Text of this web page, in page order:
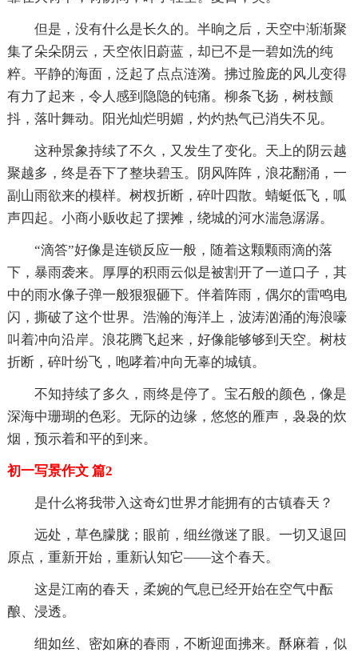
但是，没有什么是长久的。半晌之后，天空中渐渐聚
集了朵朵阴云，天空依旧蔚蓝，却已不是一碧如洗的纯
粹。平静的海面，泛起了点点涟漪。拂过脸庞的风儿变得
有力了起来，令人感到隐隐的钝痛。柳条飞扬，树枝颤
抖，落叶舞动。阳光灿烂明媚，灼灼热气已消失不见。
这种景象持续了不久，又发生了变化。天上的阴云越
聚越多，终是吞下了整块碧玉。阴风阵阵，浪花翻涌，一
副山雨欲来的模样。树杈折断，碎叶四散。蜻蜓低飞，呱
声四起。小商小贩收起了摆摊，绕城的河水湍急潺潺。
“滴答”好像是连锁反应一般，随着这颗颗雨滴的落
下，暴雨袭来。厚厚的积雨云似是被割开了一道口子，其
中的雨水像子弹一般狠狠砸下。伴着阵雨，偶尔的雷鸣电
闪，撕破了这个世界。浩瀚的海洋上，波涛汹涌的海浪嚎
叫着冲向沿岸。浪花腾飞起来，好像能够够到天空。树枝
折断，碎叶纷飞，咆哮着冲向无辜的城镇。
不知持续了多久，雨终是停了。宝石般的颜色，像是
深海中珊瑚的色彩。无际的边缘，悠悠的雁声，袅袅的炊
烟，预示着和平的到来。
初一写景作文 篇2
是什么将我带入这奇幻世界才能拥有的古镇春天？
远处，草色朦胧；眼前，细丝微迷了眼。一切又退回
原点，重新开始，重新认知它——这个春天。
这是江南的春天，柔婉的气息已经开始在空气中酝
酿、浸透。
细如丝、密如麻的春雨，不断迎面拂来。酥麻着，似